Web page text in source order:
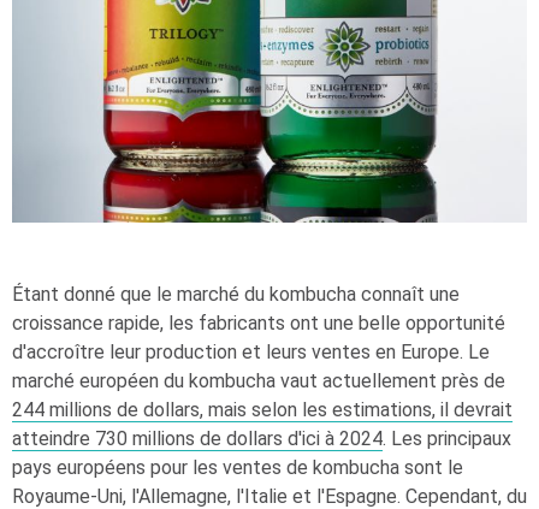
Étant donné que le marché du kombucha connaît une
croissance rapide, les fabricants ont une belle opportunité
d'accroître leur production et leurs ventes en Europe. Le
marché européen du kombucha vaut actuellement près de
244 millions de dollars, mais selon les estimations, il devrait
atteindre 730 millions de dollars d'ici à 2024. Les principaux
pays européens pour les ventes de kombucha sont le
Royaume-Uni, l'Allemagne, l'Italie et l'Espagne. Cependant, du